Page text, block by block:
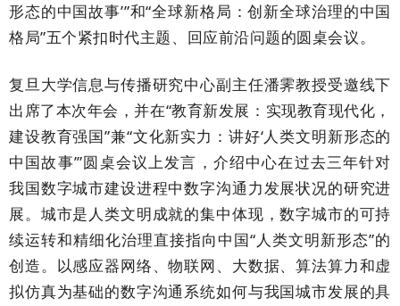
形态的中国故事’”和“全球新格局：创新全球治理的中国
格局”五个紧扣时代主题、回应前沿问题的圆桌会议。
复旦大学信息与传播研究中心副主任潘霁教授受邀线下
出席了本次年会，并在“教育新发展：实现教育现代化，
建设教育强国”兼“文化新实力：讲好‘人类文明新形态的
中国故事’”圆桌会议上发言，介绍中心在过去三年针对
我国数字城市建设进程中数字沟通力发展状况的研究进
展。城市是人类文明成就的集中体现，数字城市的可持
续运转和精细化治理直接指向中国“人类文明新形态”的
创造。以感应器网络、物联网、大数据、算法算力和虚
拟仿真为基础的数字沟通系统如何与我国城市发展的具